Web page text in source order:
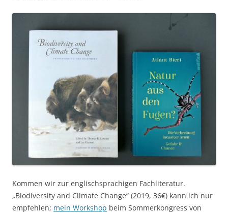
Kommen wir zur englischsprachigen Fachliteratur.
„Biodiversity and Climate Change“ (2019, 36€) kann ich nur
empfehlen; mein Workshop beim Sommerkongress von